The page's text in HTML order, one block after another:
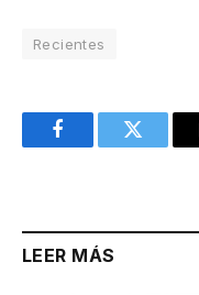
Recientes
FacebookTwitter
LEER MÁS